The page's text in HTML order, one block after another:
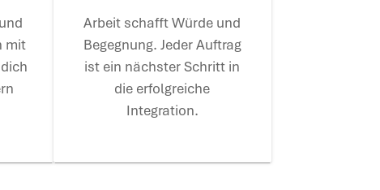
mit
Arbeit schafft Würde und
Begegnung. Jeder Auftrag
ist ein nächster Schritt in
die erfolgreiche
Integration.